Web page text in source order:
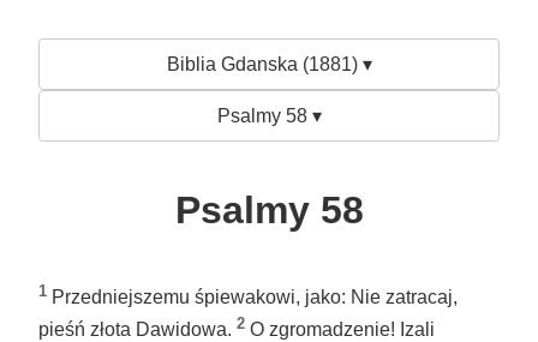
Biblia Gdanska (1881) ▾
Psalmy 58 ▾
Psalmy 58
1 Przedniejszemu śpiewakowi, jako: Nie zatracaj,
pieśń złota Dawidowa. 2 O zgromadzenie! Izali